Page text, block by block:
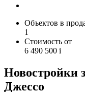
Объектов в
1
Стоимость от
6 490 500 i
Новостройки
Джессо